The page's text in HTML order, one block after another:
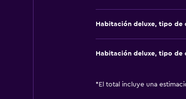
Habitación deluxe, tipo de
Habitación deluxe, tipo de
* El total incluye una